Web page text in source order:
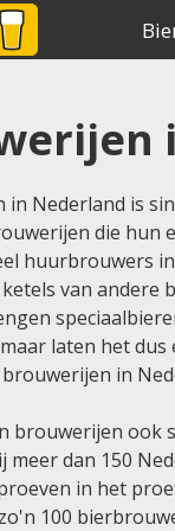
De
Nederland is
die hun
huurbrouwers
van andere
laten het dus
in
brouwerijen ook
meer dan 150
in het
100